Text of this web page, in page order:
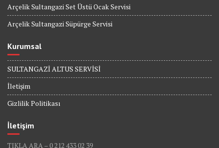
Arçelik Sultangazi Set Üstü Ocak Servisi
Arçelik Sultangazi Süpürge Servisi
Kurumsal
SULTANGAZİ ALTUS SERVİSİ
İletişim
Gizlilik Politikası
İletişim
TIKLA ARA – 0 212 433 02 39